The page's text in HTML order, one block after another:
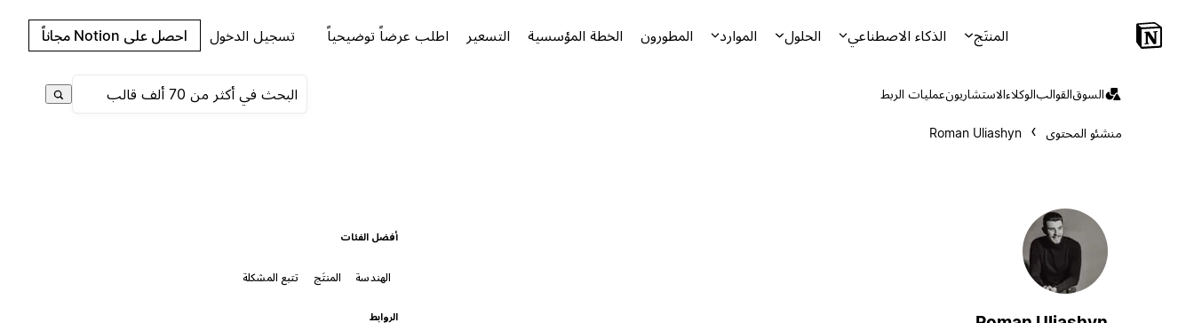
المنتَج الذكاء الاصطناعي الحلول الموارد المطورون الخطة المؤسسية التسعير اطلب عرضاً توضيحياً تسجيل الدخول احصل على Notion مجاناً
السوقالقوالبالوكلاءالاستشاريونعمليات الربط
منشئو المحتوى Roman Uliashyn
أفضل الفئات
الهندسة المنتَج تتبع المشكلة
الروابط